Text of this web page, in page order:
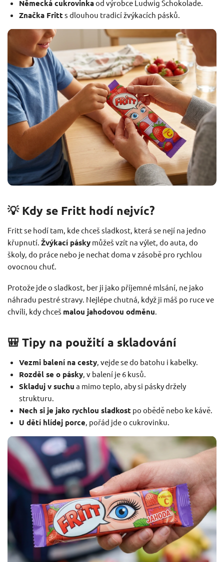
Německá cukrovinkaod výrobce Ludwig Schokolade.
Značka Fritt s dlouhou tradicí žvýkacích pásků.
💡 Kdy se Fritt hodí nejvíc?
Fritt se hodí tam, kde chceš sladkost, která se nejí na jedno
křupnutí. Žvýkací pásky můžeš vzít na výlet, do auta, do
školy, do práce nebo je nechat doma v zásobě pro rychlou
ovocnou chuť.
Protože jde o sladkost, ber ji jako příjemné mlsání, ne jako
náhradu pestré stravy. Nejlépe chutná, když ji máš po ruce ve
chvíli, kdy chceš malou jahodovou odměnu
🎒 Tipy na použití a skladování
Vezmi balení na cesty, vejde se do batohu i kabelky.
Rozděl se o pásky, v balení je 6 kusů.
Skladuj v suchu a mimo teplo, aby si pásky držely
strukturu.
Nech si je jako rychlou sladkost po obědě nebo ke kávě.
U dětí hlídej porce, pořád jde o cukrovinku.